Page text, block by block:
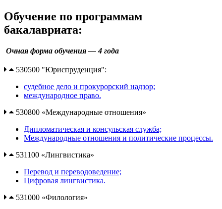
Обучение по программам
бакалавриата:
Очная форма обучения — 4 года
530500 "Юриспруденция":
судебное дело и прокурорский надзор;
международное право.
530800 «Международные отношения»
Дипломатическая и консульская служба;
Международные отношения и политические процессы.
531100 «Лингвистика»
Перевод и переводоведение;
Цифровая лингвистика.
531000 «Филология»